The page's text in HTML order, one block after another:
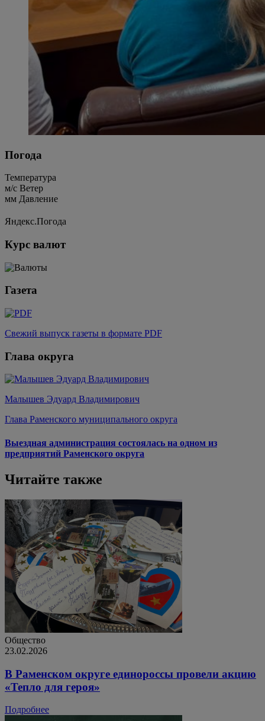
Погода
Температура
м/c Ветер
мм Давление
Яндекс.Погода
Курс валют
Газета
Свежий выпуск газеты в формате PDF
Глава округа
Малышев Эдуард Владимирович
Глава Раменского муниципального округа
Выездная администрация состоялась на одном из
предприятий Раменского округа
Читайте также
Общество
23.02.2026
В Раменском округе единороссы провели акцию
«Тепло для героя»
Подробнее